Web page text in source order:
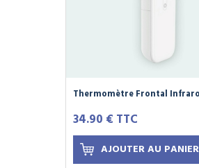
Thermomètre Frontal
34.90 € TTC
AJOUTER AU PANIER